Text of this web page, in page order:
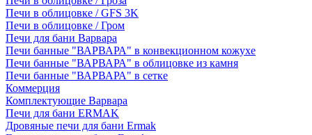
Печи в облицовке / GFS 3K
Печи в облицовке / Гром
Печи для бани Варвара
Печи банные "ВАРВАРА" в конвекционном кожухе
Печи банные "ВАРВАРА" в облицовке из камня
Печи банные "ВАРВАРА" в сетке
Коммерция
Комплектующие Варвара
Печи для бани ERMAK
Дровяные печи для бани Ermak